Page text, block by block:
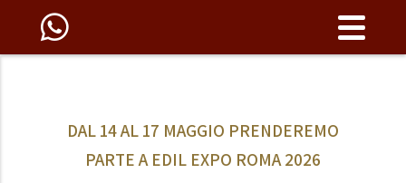
DAL 14 AL 17 MAGGIO PRENDEREMO
PARTE A EDIL EXPO ROMA 2026